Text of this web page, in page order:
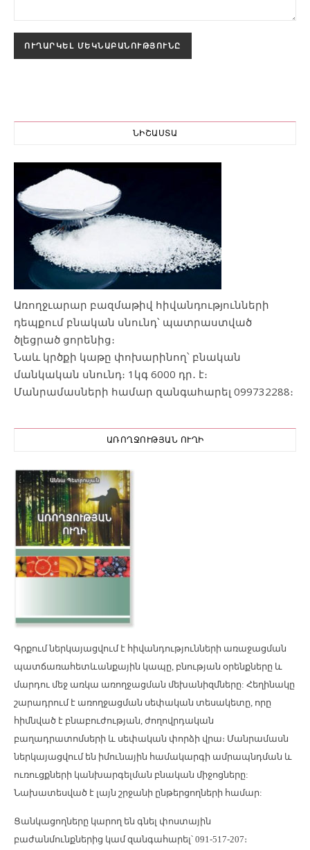
ՆԻՇԱՍՏԱ
Առողջւարար բազմաթիվ հիվանդությունների
դեպքում բնական սնունդ՝ պատրաստված
ծլեցրած ցորենից։
Նաև կրծքի կաթը փոխարինող՝ բնական
մանկական սնունդ։ 1կգ 6000 դր․ է։
Մանրամասների համար զանգահարել 099732288։
ԱՌՈՂՋՈՒԹՅԱՆ ՈՒՂԻ
Գրքում ներկայացվում է հիվանդությունների առաջացման
պատճառահետևանքային կապը, բնության օրենքները և
մարդու մեջ առկա առողջացման մեխանիզմները: Հեղինակը
շարադրումէ առողջացման սեփական տեսակետը, որը
հիմնված է բնաբուժության, ժողովրդական
բաղադրատոմսերի և սեփական փորձի վրա։ Մանրամասն
ներկայացվ ում են իմունային համակարգի ամրապնդման և
ուռուցքների կանխարգելման բնական միջոցները:
Նախատեսված է լայն շրջանի ընթերցողների համար:
Ցանկացողները կարող են գնել փոստային
բաժանմունքներից կամ զանգահարել՝ 091-517-207։